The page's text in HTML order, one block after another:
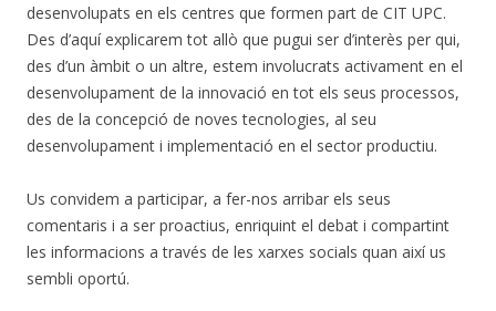
desenvolupats en els centres que formen part de CIT UPC.
Des d’aquí explicarem tot allò que pugui ser d’interès per qui,
des d’un àmbit o un altre, estem involucrats activament en el
desenvolupament de la innovació en tot els seus processos,
des de la concepció de noves tecnologies, al seu
desenvolupament i implementació en el sector productiu.
Us convidem a participar, a fer-nos arribar els seus
comentaris i a ser proactius, enriquint el debat i compartint
les informacions a través de les xarxes socials quan així us
sembli oportú.